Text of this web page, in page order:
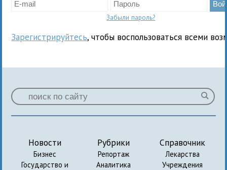
Забыли пароль?
Зарегистрируйтесь, чтобы воспользоваться всеми
Новости
Бизнес
Государство и
Рубрики
Репортаж
Аналитика
Справочник
Лекарства
Учреждения